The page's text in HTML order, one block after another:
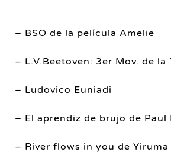
– BSO de la película Amelie
– L.V.Beetoven: 3er Mov. de la
– Ludovico Euniadi
– El aprendiz de brujo de Paul
– River flows in you de Yiruma